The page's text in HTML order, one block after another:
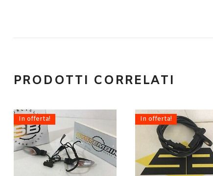
PRODOTTI CORRELATI
In offerta! In offerta!